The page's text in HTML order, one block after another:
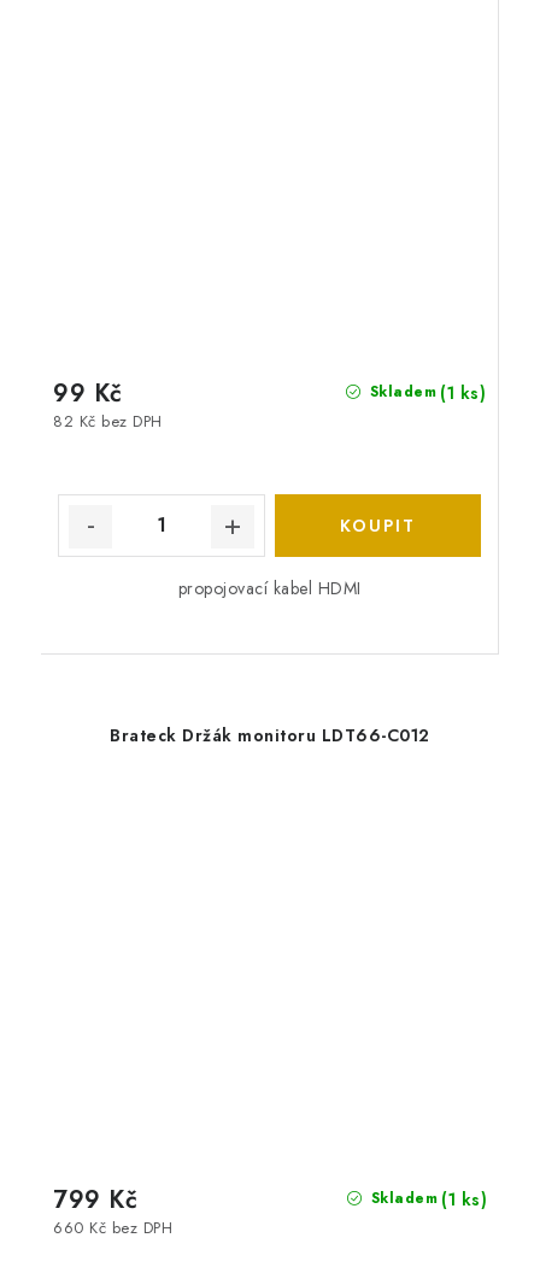
Skladem (1 ks)
82 Kč bez DPH
99 Kč
propojovací kabel HDMI
Brateck Držák monitoru LDT66-C012
Skladem (1 ks)
660 Kč bez DPH
799 Kč